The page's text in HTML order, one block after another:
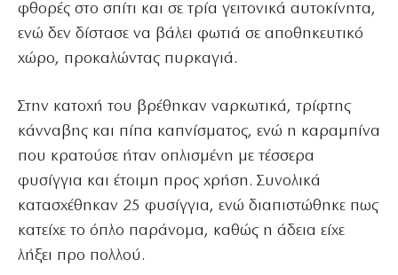
φθορές στο σπίτι και σε τρία γειτονικά αυτοκίνητα,
ενώ δεν δίστασε να βάλει φωτιά σε αποθηκευτικό
χώρο, προκαλώντας πυρκαγιά.
Στην κατοχή του βρέθηκαν ναρκωτικά, τρίφτης
κάνναβης και πίπα καπνίσματος, ενώ η καραμπίνα
που κρατούσε ήταν οπλισμένη με τέσσερα
φυσίγγια και έτοιμη προς χρήση. Συνολικά
κατασχέθηκαν 25 φυσίγγια, ενώ διαπιστώθηκε πως
κατείχε το όπλο παράνομα, καθώς η άδεια είχε
λήξει προ πολλού.